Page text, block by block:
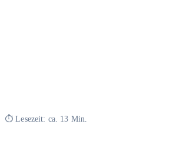
⏱ Lesezeit: ca. 13 Min.